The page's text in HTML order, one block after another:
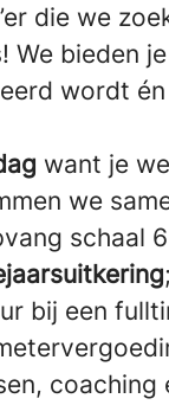
die we
We bieden
wordt
want je
we
schaal
;
bij een
coaching